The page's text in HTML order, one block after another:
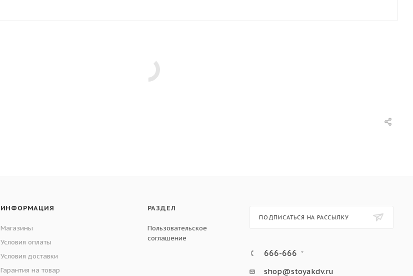
ИНФОРМАЦИЯ
Магазины
Условия оплаты
Условия доставки
Гарантия на товар
РАЗДЕЛ
Пользовательское
соглашение
ПОДПИСАТЬСЯ НА РАССЫЛКУ
666-666
shop@stoyakdv.ru